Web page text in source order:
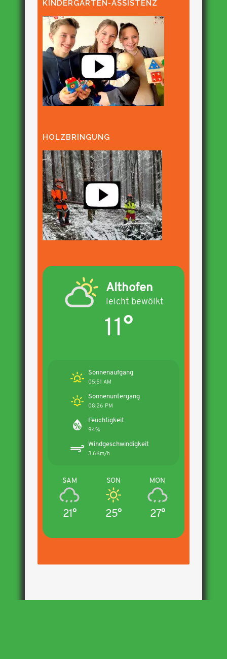
KINDERGARTEN-ASSISTENZ
HOLZBRINGUNG
Althofen
leicht bewölkt
11°
Sonnenaufgang
05:51 AM
Sonnenuntergang
08:26 PM
Feuchtigkeit
94%
Windgeschwindigkeit
3.6Km/h
SAM
21°
SON
25°
MON
27°